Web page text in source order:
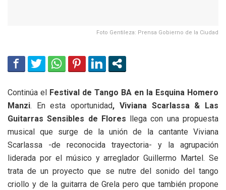
Foto Gentileza: Prensa Gobierno de la Ciudad
Continúa el
Festival de Tango BA en la Esquina Homero
Manzi. En esta oportunidad, Viviana Scarlassa & Las
Guitarras Sensibles de Flores llega con una propuesta
musical que surge de la unión de la cantante Viviana
Scarlassa -de reconocida trayectoria- y la agrupación
liderada por el músico y arreglador Guillermo Martel. Se
trata de un proyecto que se nutre del sonido del tango
criollo y de la guitarra de Grela pero que también propone